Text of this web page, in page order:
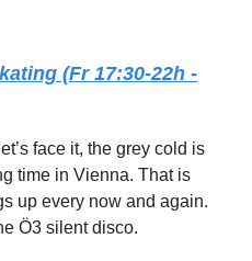
(Fr 17:30-22h -
face it, the grey cold is
time in Vienna. That is
up every now and again.
Ö3 silent disco.